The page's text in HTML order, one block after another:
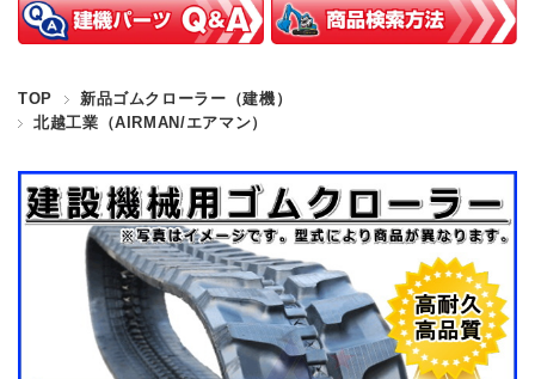
TOP
新品ゴムクローラー（建機）
北越工業（AIRMAN/エアマン）